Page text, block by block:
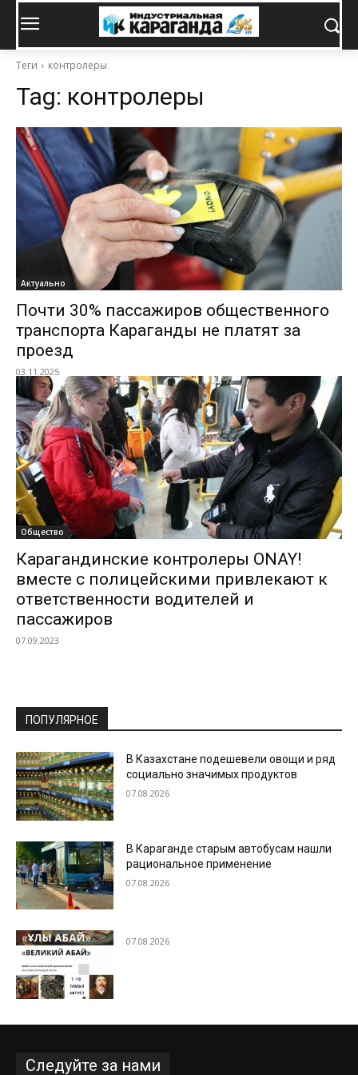
Теги контролеры
Tag: контролеры
Актуально
Почти 30% пассажиров общественного
транспорта Караганды не платят за
проезд
03.11.2025
Общество
Карагандинские контролеры ONAY!
вместе с полицейскими привлекают к
ответственности водителей и
пассажиров
07.09.2023
ПОПУЛЯРНОЕ
В Казахстане подешевели овощи и ряд
социально значимых продуктов
07.08.2026
В Караганде старым автобусам нашли
рациональное применение
07.08.2026
07.08.2026
Следуйте за нами